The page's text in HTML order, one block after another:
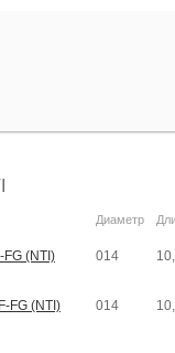
Диаметр
(NTI) 014
FG (NTI) 014